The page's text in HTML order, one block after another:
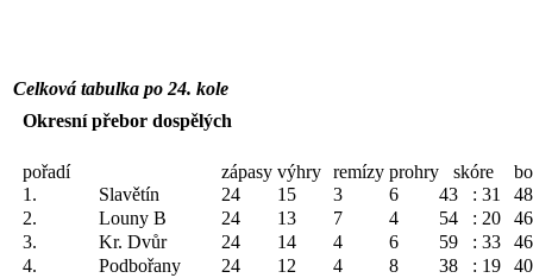
Celková tabulka po 24. kole
Okresní přebor dospělých
pořadí zápasy výhry remízy prohry skóre
1.
Slavětín 24 15 3 6 43 : 31
48
2.
Louny B 24 13 7 4 54 : 20
46
3.
Kr. Dvůr 24 14 4 6 59 : 33
46
4.
Podbořany 24 12 4 8 38 : 19
40